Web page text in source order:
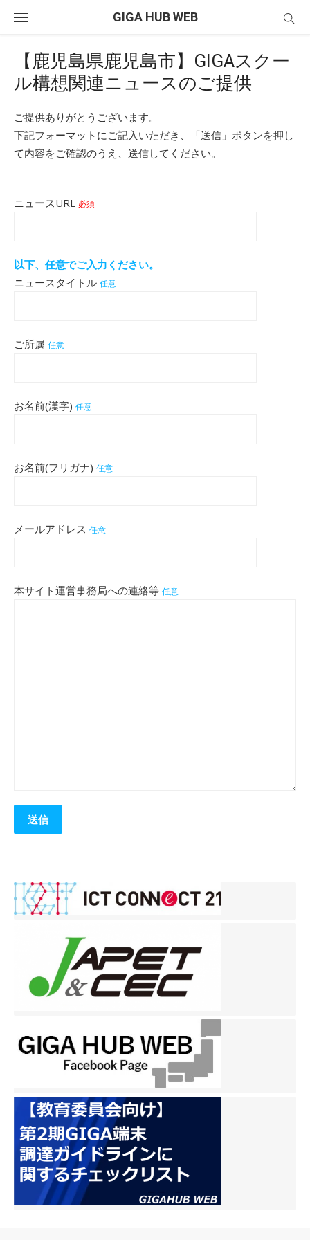
GIGA HUB WEB
【鹿児島県鹿児島市】GIGAスクー
ル構想関連ニュースのご提供
ご提供ありがとうございます。
下記フォーマットにご記入いただき、「送信」ボタンを押し
て内容をご確認のうえ、送信してください。
ニュースURL 必須
以下、任意でご入力ください。
ニュースタイトル 任意
ご所属 任意
お名前(漢字) 任意
お名前(フリガナ) 任意
メールアドレス 任意
本サイト運営事務局への連絡等 任意